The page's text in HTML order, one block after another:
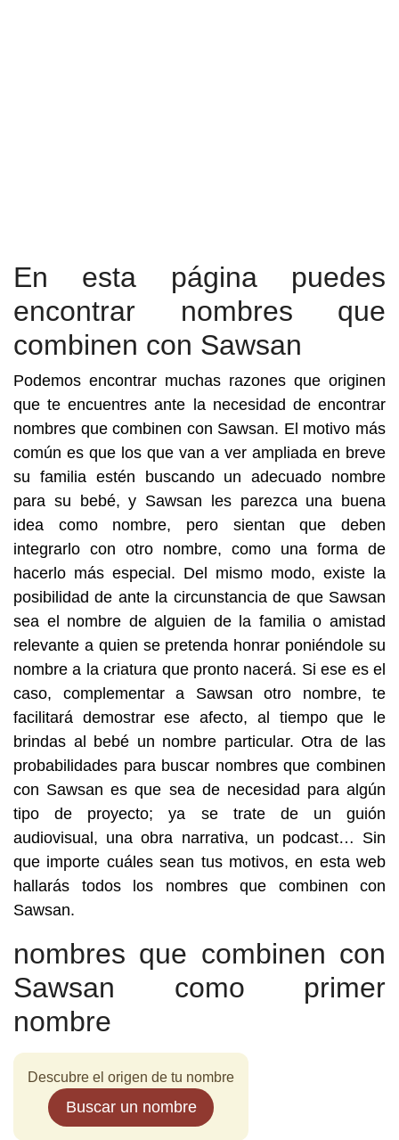
En esta página puedes
encontrar nombres que
combinen con Sawsan
Podemos encontrar muchas razones que originen
que te encuentres ante la necesidad de encontrar
nombres que combinen con Sawsan. El motivo más
común es que los que van a ver ampliada en breve
su familia estén buscando un adecuado nombre
para su bebé, y Sawsan les parezca una buena
idea como nombre, pero sientan que deben
integrarlo con otro nombre, como una forma de
hacerlo más especial. Del mismo modo, existe la
posibilidad de ante la circunstancia de que Sawsan
sea el nombre de alguien de la familia o amistad
relevante a quien se pretenda honrar poniéndole su
nombre a la criatura que pronto nacerá. Si ese es el
caso, complementar a Sawsan otro nombre, te
facilitará demostrar ese afecto, al tiempo que le
brindas al bebé un nombre particular. Otra de las
probabilidades para buscar nombres que combinen
con Sawsan es que sea de necesidad para algún
tipo de proyecto; ya se trate de un guión
audiovisual, una obra narrativa, un podcast… Sin
que importe cuáles sean tus motivos, en esta web
hallarás todos los nombres que combinen con
Sawsan.
nombres que combinen con
Sawsan como primer
nombre
Descubre el origen de tu nombre
Buscar un nombre